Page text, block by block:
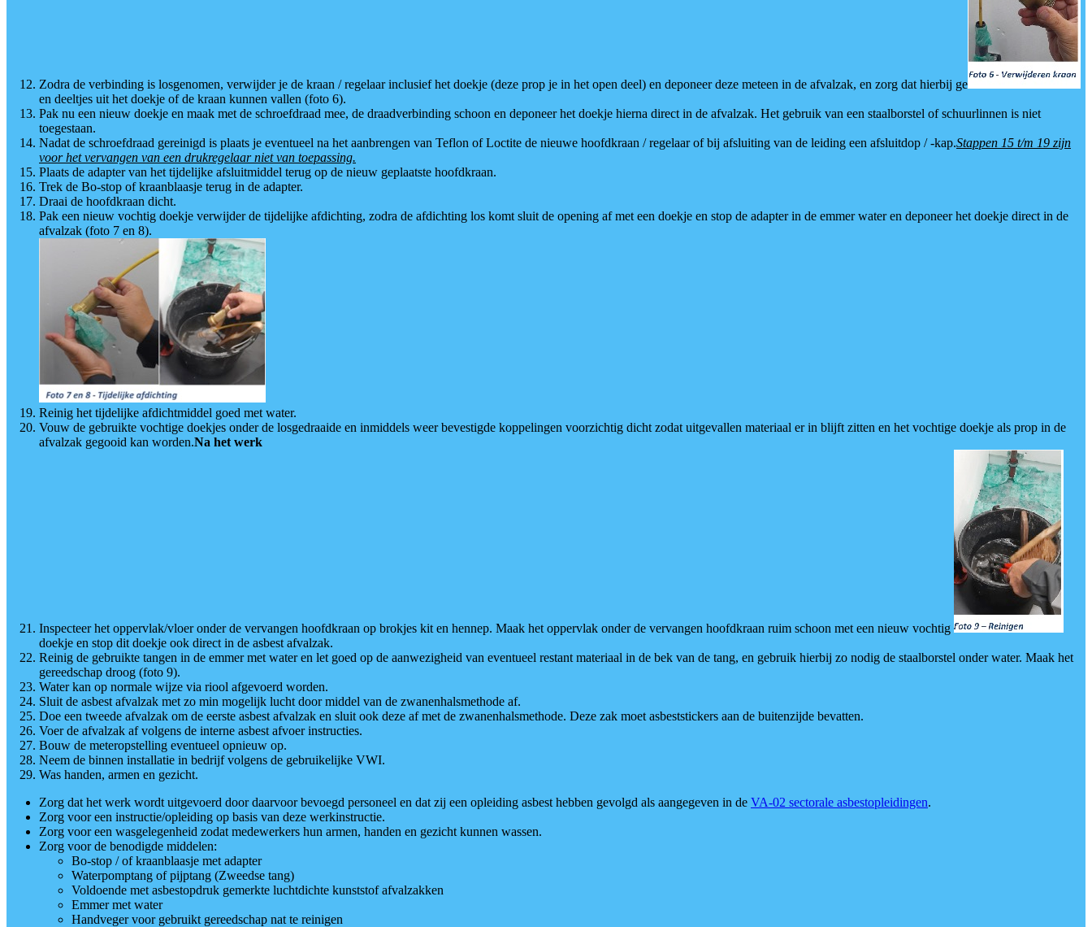
Zodra de verbinding is losgenomen, verwijder je de kraan / regelaar inclusief het doekje (deze prop je in het open deel) en deponeer deze meteen in de afvalzak, en zorg dat hierbij ge
en deeltjes uit het doekje of de kraan kunnen vallen (foto 6).
Pak nu een nieuw doekje en maak met de schroefdraad mee, de draadverbinding schoon en deponeer het doekje hierna direct in de afvalzak. Het gebruik van een staalborstel of schuurlinnen is niet
toegestaan.
Nadat de schroefdraad gereinigd is plaats je eventueel na het aanbrengen van Teflon of Loctite de nieuwe hoofdkraan / regelaar of bij afsluiting van de leiding een afsluitdop / -kap.Stappen 15 t/m 19 zijn
voor het vervangen van een drukregelaar niet van toepassing.
Plaats de adapter van het tijdelijke afsluitmiddel terug op de nieuw geplaatste hoofdkraan.
Trek de Bo-stop of kraanblaasje terug in de adapter.
Draai de hoofdkraan dicht.
Pak een nieuw vochtig doekje verwijder de tijdelijke afdichting, zodra de afdichting los komt sluit de opening af met een doekje en stop de adapter in de emmer water en deponeer het doekje direct in de
afvalzak (foto 7 en 8).
Reinig het tijdelijke afdichtmiddel goed met water.
Vouw de gebruikte vochtige doekjes onder de losgedraaide en inmiddels weer bevestigde koppelingen voorzichtig dicht zodat uitgevallen materiaal er in blijft zitten en het vochtige doekje als prop in de
afvalzak gegooid kan worden.Na het werk
Inspecteer het oppervlak/vloer onder de vervangen hoofdkraan op brokjes kit en hennep. Maak het oppervlak onder de vervangen hoofdkraan ruim schoon met een nieuw vochtig
doekje en stop dit doekje ook direct in de asbest afvalzak.
Reinig de gebruikte tangen in de emmer met water en let goed op de aanwezigheid van eventueel restant materiaal in de bek van de tang, en gebruik hierbij zo nodig de staalborstel onder water. Maak het
gereedschap droog (foto 9).
Water kan op normale wijze via riool afgevoerd worden.
Sluit de asbest afvalzak met zo min mogelijk lucht door middel van de zwanenhalsmethode af.
Doe een tweede afvalzak om de eerste asbest afvalzak en sluit ook deze af met de zwanenhalsmethode. Deze zak moet asbeststickers aan de buitenzijde bevatten.
Voer de afvalzak af volgens de interne asbest afvoer instructies.
Bouw de meteropstelling eventueel opnieuw op.
Neem de binnen installatie in bedrijf volgens de gebruikelijke VWI.
Was handen, armen en gezicht.
Zorg dat het werk wordt uitgevoerd door daarvoor bevoegd personeel en dat zij een opleiding asbest hebben gevolgd als aangegeven in de VA-02 sectorale asbestopleidingen.
Zorg voor een instructie/opleiding op basis van deze werkinstructie.
Zorg voor een wasgelegenheid zodat medewerkers hun armen, handen en gezicht kunnen wassen.
Zorg voor de benodigde middelen:
Bo-stop / of kraanblaasje met adapter
Waterpomptang of pijptang (Zweedse tang)
Voldoende met asbestopdruk gemerkte luchtdichte kunststof afvalzakken
Emmer met water
Handveger voor gebruikt gereedschap nat te reinigen